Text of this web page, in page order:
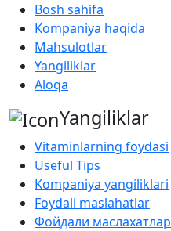
Bosh sahifa
Kompaniya haqida
Mahsulotlar
Yangiliklar
Aloqa
Yangiliklar
Vitaminlarning foydasi
Useful Tips
Kompaniya yangiliklari
Foydali maslahatlar
Фойдали маслахатлар